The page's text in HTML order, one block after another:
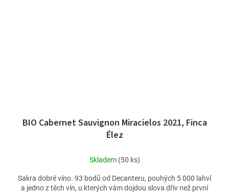
BIO Cabernet Sauvignon Miracielos 2021, Finca
Élez
Skladem (50 ks)
Sakra dobré víno. 93 bodů od Decanteru, pouhých 5 000 lahví
a jedno z těch vín, u kterých vám dojdou slova dřív než první